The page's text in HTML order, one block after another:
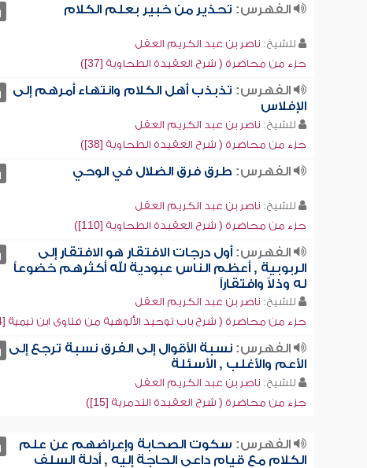
الفهرس: تحذير من خبير بعلم الكلام
للشيخ: ناصر بن عبد الكريم العقل
جزء من محاضرة ( شرح العقيدة الطحاوية [37])
الفهرس: تذبذب أهل الكلام وانتهاء أمرهم إلى
الإفلاس
للشيخ: ناصر بن عبد الكريم العقل
جزء من محاضرة ( شرح العقيدة الطحاوية [38])
الفهرس: طرق فرق الضلال في الوحي
للشيخ: ناصر بن عبد الكريم العقل
جزء من محاضرة ( شرح العقيدة الطحاوية [110])
الفهرس:أول درجات الافتقار هو الافتقار إلى
الربوبية , أعظم الناس عبودية لله أكثرهم خضوعاً
له وذلاً وافتقاراً
للشيخ: ناصر بن عبد الكريم العقل
جزء من محاضرة ( شرح باب توحيد الألوهية من فتاوى ابن تيمية [4])
الفهرس:نسبة الأقوال إلى الفرق نسبة ترجع إلى
الأعم والأغلب , الأسئلة
للشيخ: ناصر بن عبد الكريم العقل
جزء من محاضرة ( شرح العقيدة التدمرية [15])
الفهرس: سكوت الصحابة وإعراضهم عن علم
الكلام مع قيام داعي الحاجة إليه , أدلة السلف